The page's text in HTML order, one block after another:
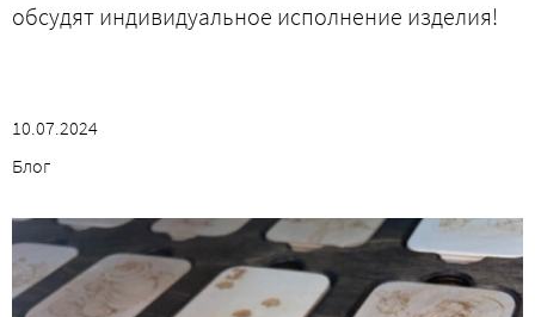
обсудят индивидуальное исполнение изделия!
10.07.2024
Блог